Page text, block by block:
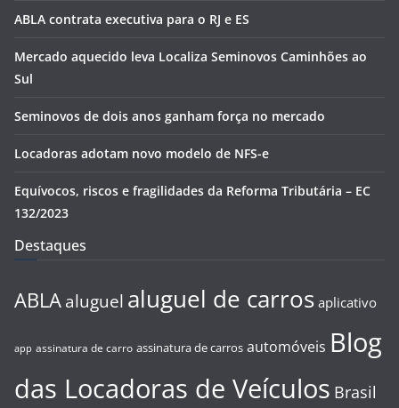
ABLA contrata executiva para o RJ e ES
Mercado aquecido leva Localiza Seminovos Caminhões ao
Sul
Seminovos de dois anos ganham força no mercado
Locadoras adotam novo modelo de NFS-e
Equívocos, riscos e fragilidades da Reforma Tributária – EC
132/2023
Destaques
ABLA aluguel aluguel de carros aplicativo
app assinatura de carro assinatura de carros automóveis Blog
das Locadoras de Veículos Brasil